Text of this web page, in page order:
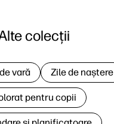
colecții
vară Zile de naștere
pentru copii